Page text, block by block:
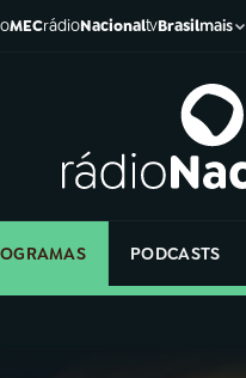
MECrádioNacionaltvBrasilmais
PODCASTS